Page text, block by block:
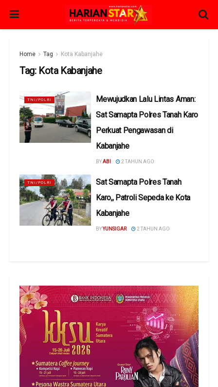
Home Tag Kota Kabanjahe
Tag: Kota Kabanjahe
TNI/POLRI
Mewujudkan Lalu Lintas Aman:
Sat Samapta Polres Tanah Karo
Perkuat Pengawasan di
Kabanjahe
BYABI 2 TAHUN AGO
TNI/POLRI
Sat Samapta Polres Tanah
Karo,, Patroli Sepeda ke Kota
Kabanjahe
BYYUNSIGAR 2 TAHUN AGO